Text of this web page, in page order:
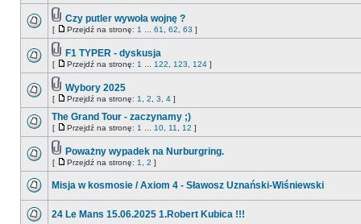
Czy putler wywoła wojnę ?
[ Przejdź na stronę: 1 61 62 63 ]
F1 TYPER - dyskusja
[ Przejdź na stronę: 1 122 123 124 ]
Wybory 2025
[ Przejdź na stronę: 1 2 3 4 ]
The Grand Tour - zaczynamy ;)
[ Przejdź na stronę: 1 10 11 12 ]
Poważny wypadek na Nurburgring.
[ Przejdź na stronę: 1 2 ]
Misja w kosmosie / Axiom 4 - Sławosz Uznański-Wiśniewski
24 Le Mans 15.06.2025 1.Robert Kubica !!!